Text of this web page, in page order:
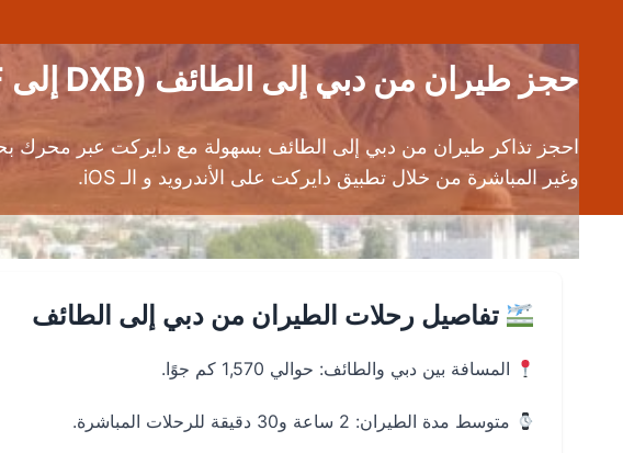
حجز طيران من دبي إلى الطائف (DXB إلى TIF) | أرخص تذاكر الطيران
احجز تذاكر طيران من دبي إلى الطائف بسهولة مع دايركت عبر محرك
وغير المباشرة من خلال تطبيق دايركت على الأندرويد و الـ iOS.
تفاصيل رحلات الطيران من دبي إلى الطائف
المسافة بين دبي والطائف: حوالي 1,570 كم جوًا.
متوسط مدة الطيران: 2 ساعة و30 دقيقة للرحلات المباشرة.